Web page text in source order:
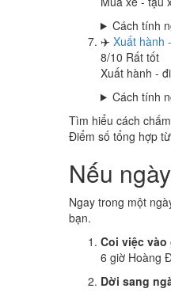
Cách tính
✈️ Xuất hành
8/10 Rất tốt
Xuất hành -
Cách tính
Tìm hiểu cách
Điểm số tổng hợp
Nếu
Ngay trong một
bạn.
Coi việc
6 giờ Hoàng
Dời sang